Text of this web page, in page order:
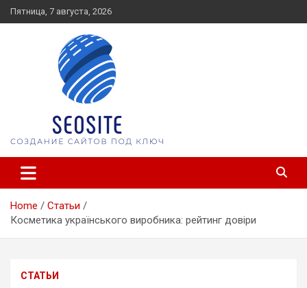
Skip
to
Пятница, 7 августа, 2026
seosite.com.ua
Home
Статьи
Косметика українського виробника: рейтинг довіри
СТАТЬИ